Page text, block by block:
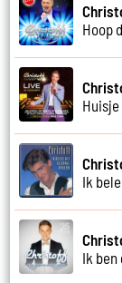
Hoop
Ik
Ik ben